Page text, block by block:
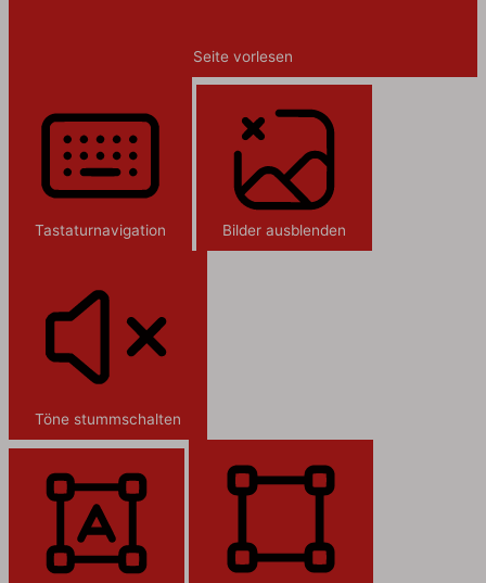
Seite vorlesen
Tastaturnavigation Bilder ausblenden
Töne stummschalten